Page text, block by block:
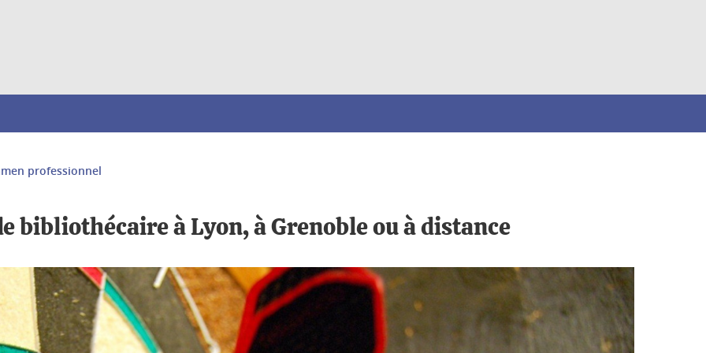
professionnel
bibliothécaire à Lyon, à Grenoble ou à distance